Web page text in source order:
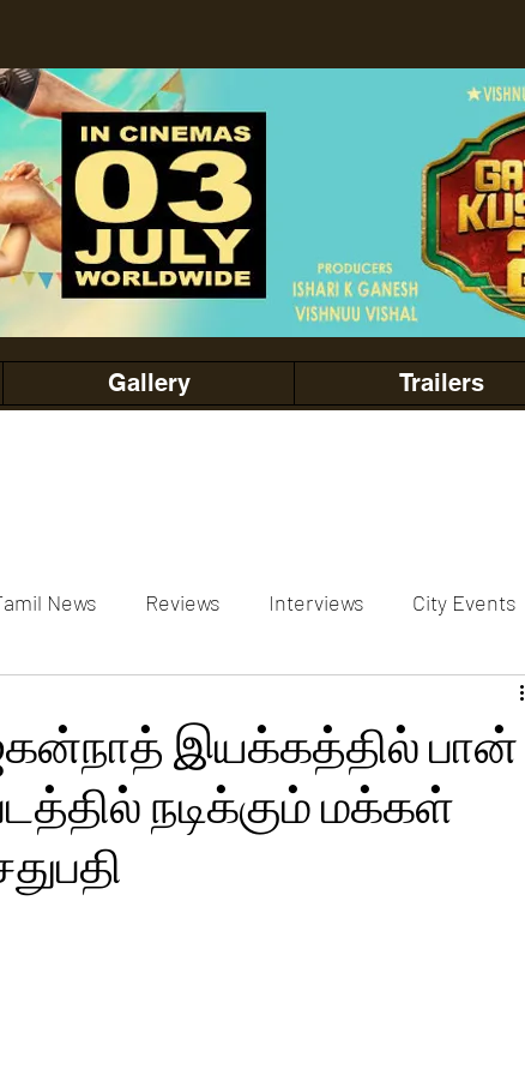
Gallery Trailers
News Reviews Interviews City Events
Gallery actors gallery
இயக்கத்தில் பான்
நடிக்கும் மக்கள்